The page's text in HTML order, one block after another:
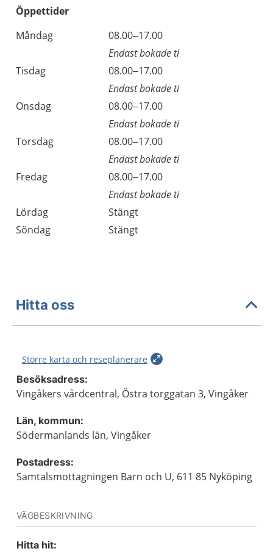
Öppettider
Dag
Öppettider
Kommentarer
Måndag
08.00–17.00
Endast bokade ti
Tisdag
08.00–17.00
Endast bokade ti
Onsdag
08.00–17.00
Endast bokade ti
Torsdag
08.00–17.00
Endast bokade ti
Fredag
08.00–17.00
Endast bokade ti
Lördag
Stängt
Söndag
Stängt
Hitta oss
Större karta och reseplanerare
Besöksadress:
Vingåkers vårdcentral, Östra torggatan 3, Vingåker
Län, kommun:
Södermanlands län, Vingåker
Postadress:
Samtalsmottagningen Barn och U, 611 85 Nyköping
VÄGBESKRIVNING
Hitta hit: